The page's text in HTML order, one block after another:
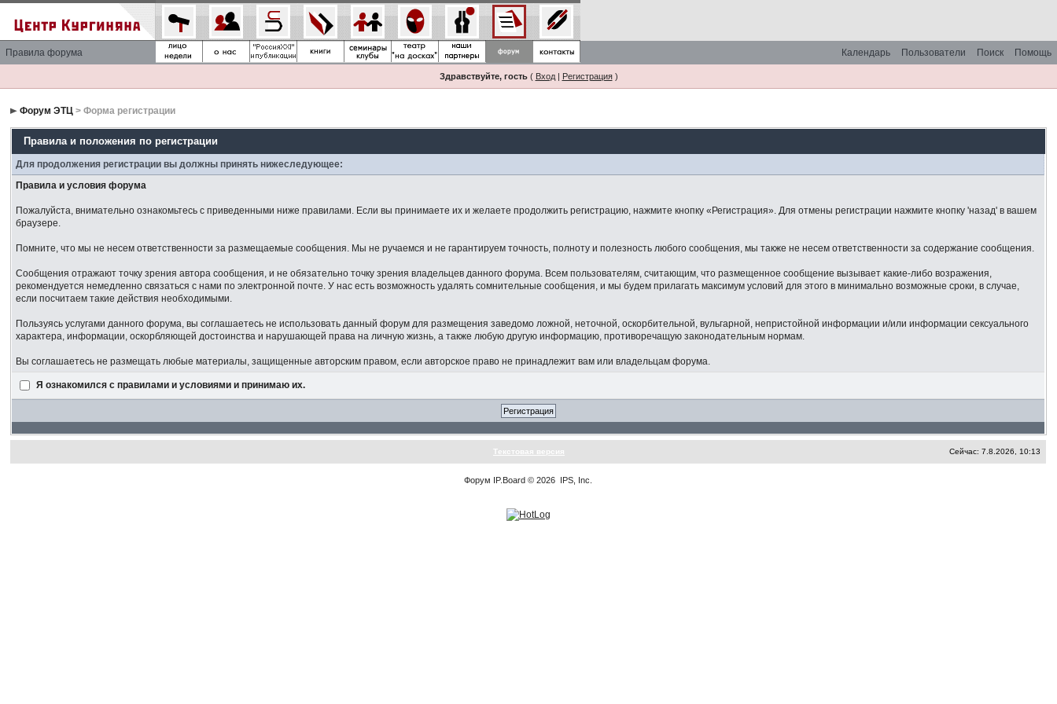
Правила форума Помощь
Поиск
Пользователи
Календарь
Здравствуйте, гость( Вход| Регистрация)
Форум ЭТЦ > Форма регистрации
Правила и положения по регистрации
Для продолжения регистрации вы должны принять нижеследующее:
Правила и условия форума
Пожалуйста, внимательно ознакомьтесь с приведенными ниже правилами. Если вы принимаете их и желаете продолжить регистрацию, нажмите кнопку «Регистрация». Для отмены регистрации нажмите кнопку 'назад' в вашем
браузере.
Помните, что мы не несем ответственности за размещаемые сообщения. Мы не ручаемся и не гарантируем точность, полноту и полезность любого сообщения, мы также не несем ответственности за содержание сообщения.
Сообщения отражают точку зрения автора сообщения, и не обязательно точку зрения владельцев данного форума. Всем пользователям, считающим, что размещенное сообщение вызывает какие-либо возражения,
рекомендуется немедленно связаться с нами по электронной почте. У нас есть возможность удалять сомнительные сообщения, и мы будем прилагать максимум условий для этого в минимально возможные сроки, в случае,
если посчитаем такие действия необходимыми.
Пользуясь услугами данного форума, вы соглашаетесь не использовать данный форум для размещения заведомо ложной, неточной, оскорбительной, вульгарной, непристойной информации и/или информации сексуального
характера, информации, оскорбляющей достоинства и нарушающей права на личную жизнь, а также любую другую информацию, противоречащую законодательным нормам.
Вы соглашаетесь не размещать любые материалы, защищенные авторским правом, если авторское право не принадлежит вам или владельцам форума.
Я ознакомился с правилами и условиями и принимаю их.
Текстовая версия Сейчас: 7.8.2026, 10:13
Форум IP.Board © 2026 IPS, Inc